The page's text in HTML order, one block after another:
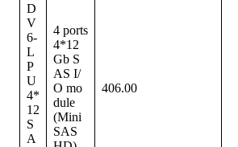
D
V
6-
L
P
U
4*
12
S
A
4 ports
4*12
Gb S
AS I/
O mo
dule
(Mini
SAS
406.00